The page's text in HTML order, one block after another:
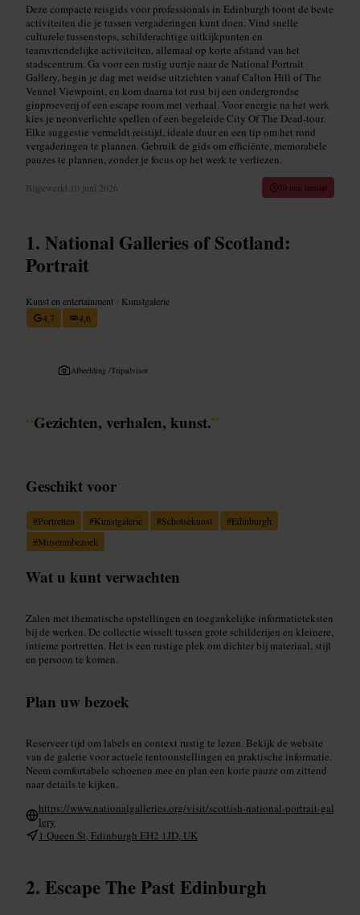
Deze compacte reisgids voor professionals in Edinburgh toont de beste
activiteiten die je tussen vergaderingen kunt doen. Vind snelle
culturele tussenstops, schilderachtige uitkijkpunten en
teamvriendelijke activiteiten, allemaal op korte afstand van het
stadscentrum. Ga voor een rustig uurtje naar de National Portrait
Gallery, begin je dag met weidse uitzichten vanaf Calton Hill of The
Vennel Viewpoint, en kom daarna tot rust bij een ondergrondse
ginproeverij of een escape room met verhaal. Voor energie na het werk
kies je neonverlichte spellen of een begeleide City Of The Dead-tour.
Elke suggestie vermeldt reistijd, ideale duur en een tip om het rond
vergaderingen te plannen. Gebruik de gids om efficiënte, memorabele
pauzes te plannen, zonder je focus op het werk te verliezen.
Bijgewerkt 10 juni 2026 10 min leestijd
National Galleries of Scotland:
Portrait
Kunst en entertainment • Kunstgalerie
4,7
4,6
Afbeelding /Tripadvisor
“Gezichten, verhalen, kunst.”
Geschikt voor
#Portretten #Kunstgalerie #Schotsekunst #Edinburgh
#Museumbezoek
Wat u kunt verwachten
Zalen met thematische opstellingen en toegankelijke informatieteksten
bij de werken. De collectie wisselt tussen grote schilderijen en kleinere,
intieme portretten. Het is een rustige plek om dichter bij materiaal, stijl
en persoon te komen.
Plan uw bezoek
Reserveer tijd om labels en context rustig te lezen. Bekijk de website
van de galerie voor actuele tentoonstellingen en praktische informatie.
Neem comfortabele schoenen mee en plan een korte pauze om zittend
naar details te kijken.
https://www.nationalgalleries.org/visit/scottish-national-portrait-gal
lery
1 Queen St, Edinburgh EH2 1JD, UK
Escape The Past Edinburgh